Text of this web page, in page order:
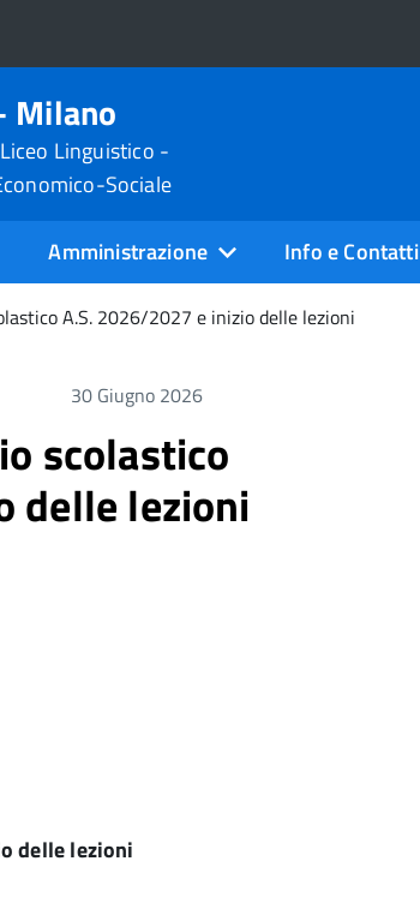
Milano
Linguistico -
Sociale
Amministrazione
Info e Contatti
A.S. 2026/2027 e inizio delle lezioni
30 Giugno 2026
scolastico
delle lezioni
delle lezioni